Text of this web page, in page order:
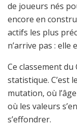
de joueurs nés
encore en
actifs les plus
n’arrive pas : elle
Ce classement du
statistique. C’est
mutation, où
où les valeurs
s’effondrer.